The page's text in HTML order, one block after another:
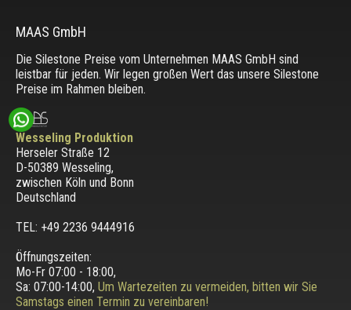
MAAS GmbH
Die Silestone Preise vom Unternehmen MAAS GmbH sind
leistbar für jeden. Wir legen großen Wert das unsere Silestone
Preise im Rahmen bleiben.
Wesseling Produktion
Herseler Straße 12
D-50389 Wesseling,
zwischen Köln und Bonn
Deutschland
TEL: +49 2236 9444916
Öffnungszeiten:
Mo-Fr 07:00 - 18:00,
Sa: 07:00-14:00, Um Wartezeiten zu vermeiden, bitten wir Sie
Samstags einen Termin zu vereinbaren!